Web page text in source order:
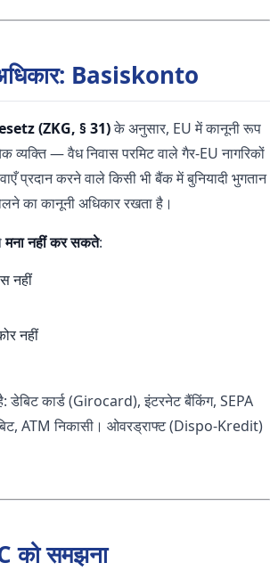
Basiskonto
(ZKG, § 31)के अनुसार, EU में कानूनी रूप
व्यक्ति — वैध निवास परमिट वाले गैर-EU नागरिकों
प्रदान करने वाले किसी भी बैंक में बुनियादी भुगतान
का कानूनी अधिकार रखता है।
मना नहीं कर सकते:
नहीं
नहीं
डेबिट कार्ड (Girocard), इंटरनेट बैंकिंग, SEPA
ATM निकासी। ओवरड्राफ्ट (Dispo-Kredit)
को समझना